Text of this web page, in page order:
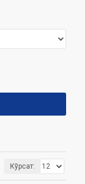
Кўрсат: